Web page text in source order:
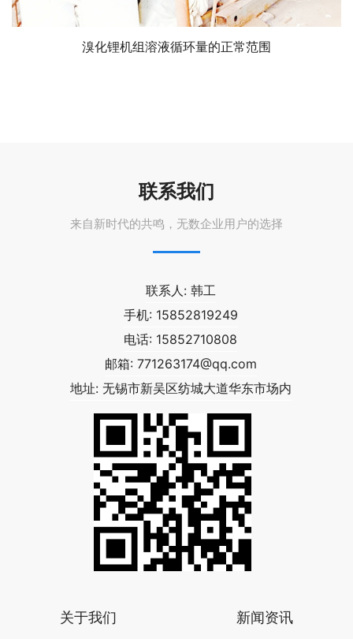
溴化锂机组溶液循环量的正常范围
联系我们
来自新时代的共鸣，无数企业用户的选择
联系人: 韩工
手机: 15852819249
电话: 15852710808
邮箱: 771263174@qq.com
地址: 无锡市新吴区纺城大道华东市场内
关于我们 新闻资讯